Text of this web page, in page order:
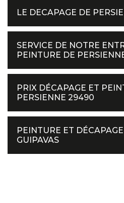
LE DECAPAGE DE
SERVICE DE NOTRE
PEINTURE DE
PRIX DÉCAPAGE ET
PERSIENNE 29490
PEINTURE ET
GUIPAVAS